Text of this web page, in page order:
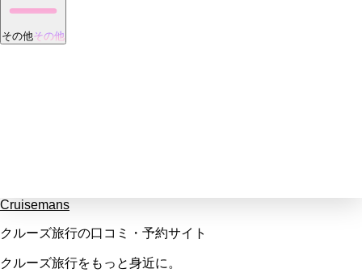
その他その他
Cruisemans
クルーズ旅行の口コミ・予約サイト
クルーズ旅行をもっと身近に。